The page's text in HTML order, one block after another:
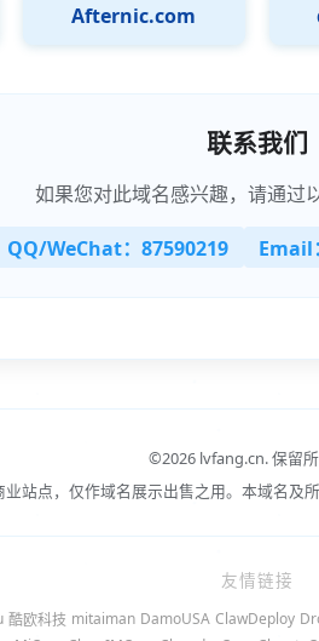
Afternic.com
联系我们
如果您对此域名感兴趣，请通过
QQ/WeChat：87590219 Email
©2026 lvfang.cn.保留
站点，仅作域名展示出售之用。本域名及
友情链接
酷欧科技 mitaiman DamoUSA ClawDeploy